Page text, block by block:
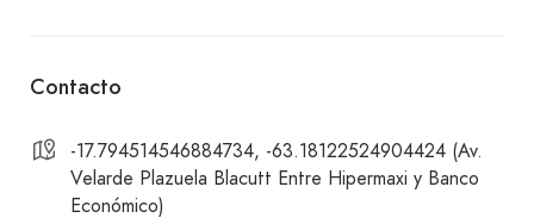
Contacto
-17.794514546884734, -63.18122524904424 (Av.
Velarde Plazuela Blacutt Entre Hipermaxi y Banco
Económico)